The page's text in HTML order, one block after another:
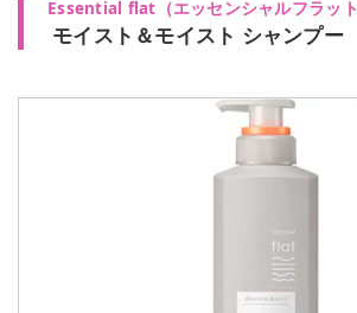
Essential flat （エッセンシャルフラット
モイスト＆モイスト シャンプー